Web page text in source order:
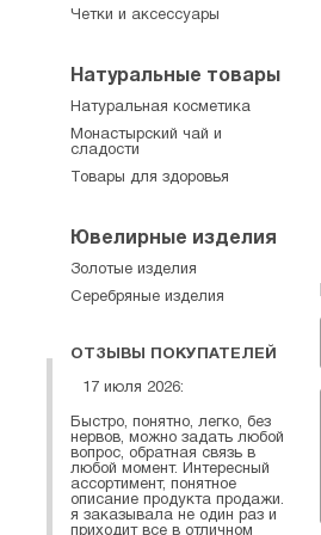
Четки и аксессуары
Натуральные товары
Натуральная косметика
Монастырский чай и
сладости
Товары для здоровья
Ювелирные изделия
Золотые изделия
Серебряные изделия
ОТЗЫВЫ ПОКУПАТЕЛЕЙ
17 июля 2026:
Быстро, понятно, легко, без
нервов, можно задать любой
вопрос, обратная связь в
любой момент. Интересный
ассортимент, понятное
описание продукта продажи.
я заказывала не один раз и
приходит все в отличном